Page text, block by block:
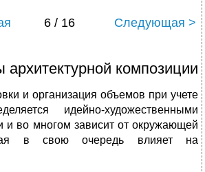
6 / 16 Следующая >
композиции
и организация объемов при учете
идейно-художественными
и во многом зависит от окружающей
в свою очередь влияет на